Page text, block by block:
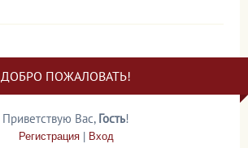
ДОБРО ПОЖАЛОВАТЬ!
Приветствую Вас, Гость!
Регистрация| Вход